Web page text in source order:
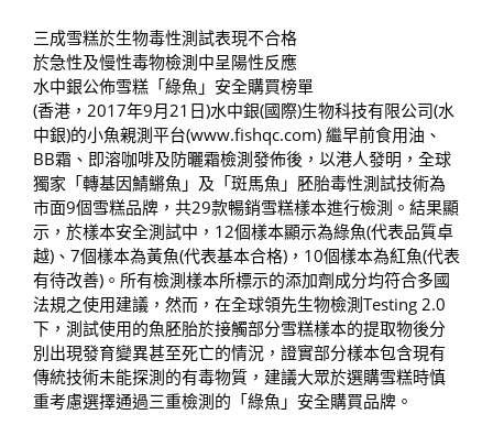
三成雪糕於生物毒性測試表現不合格
於急性及慢性毒物檢測中呈陽性反應
水中銀公佈雪糕「綠魚」安全購買榜單
(香港，2017年9月21日)水中銀(國際)生物科技有限公司(水
中銀)的小魚親測平台(www.fishqc.com) 繼早前食用油、
BB霜、即溶咖啡及防曬霜檢測發佈後，以港人發明，全球
獨家「轉基因鯖鱂魚」及「斑馬魚」胚胎毒性測試技術為
市面9個雪糕品牌，共29款暢銷雪糕樣本進行檢測。結果顯
示，於樣本安全測試中，12個樣本顯示為綠魚(代表品質卓
越)、7個樣本為黃魚(代表基本合格)，10個樣本為紅魚(代表
有待改善)。所有檢測樣本所標示的添加劑成分均符合多國
法規之使用建議，然而，在全球領先生物檢測Testing 2.0
下，測試使用的魚胚胎於接觸部分雪糕樣本的提取物後分
別出現發育變異甚至死亡的情況，證實部分樣本包含現有
傳統技術未能探測的有毒物質，建議大眾於選購雪糕時慎
重考慮選擇通過三重檢測的「綠魚」安全購買品牌。